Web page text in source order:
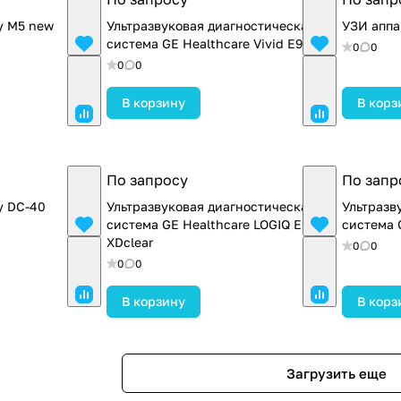
M5 new
Ультразвуковая диагностическая
система GE Healthcare Vivid E95
0 0
В корзину
УЗИ
0 0
В
DC-40
По запросу
Ультразвуковая диагностическая
система GE Healthcare LOGIQ E9
XDclear
0 0
В корзину
По
система
0 0
В
Загрузить еще